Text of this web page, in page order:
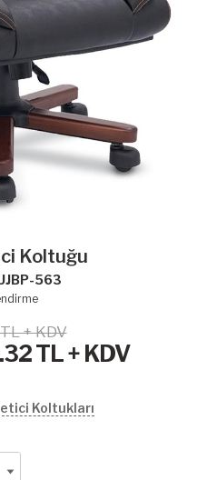
Koltuğu
563
+ KDV
TL + KDV
Koltukları